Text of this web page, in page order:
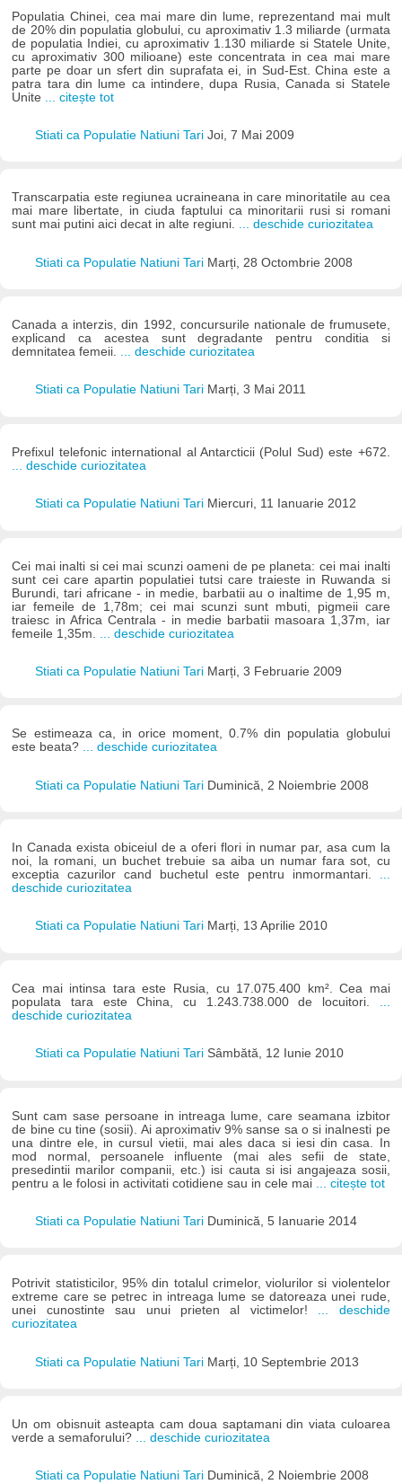
Populatia Chinei, cea mai mare din lume, reprezentand mai mult
de 20% din populatia globului, cu aproximativ 1.3 miliarde (urmata
de populatia Indiei, cu aproximativ 1.130 miliarde si Statele Unite,
cu aproximativ 300 milioane) este concentrata in cea mai mare
parte pe doar un sfert din suprafata ei, in Sud-Est. China este a
patra tara din lume ca intindere, dupa Rusia, Canada si Statele
Unite
... citește tot
Stiati ca Populatie Natiuni Tari Joi, 7 Mai 2009
Transcarpatia este regiunea ucraineana in care minoritatile au cea
mai mare libertate, in ciuda faptului ca minoritarii rusi si romani
sunt mai putini aici decat in alte regiuni. ... deschide curiozitatea
Stiati ca Populatie Natiuni Tari Marți, 28 Octombrie 2008
Canada a interzis, din 1992, concursurile nationale de frumusete,
explicand ca acestea sunt degradante pentru conditia si
demnitatea femeii. ... deschide curiozitatea
Stiati ca Populatie Natiuni Tari Marți, 3 Mai 2011
Prefixul telefonic international al Antarcticii (Polul Sud) este +672.
... deschide curiozitatea
Stiati ca Populatie Natiuni Tari Miercuri, 11 Ianuarie 2012
Cei mai inalti si cei mai scunzi oameni de pe planeta: cei mai inalti
sunt cei care apartin populatiei tutsi care traieste in Ruwanda si
Burundi, tari africane - in medie, barbatii au o inaltime de 1,95 m,
iar femeile de 1,78m; cei mai scunzi sunt mbuti, pigmeii care
traiesc in Africa Centrala - in medie barbatii masoara 1,37m, iar
femeile 1,35m.
... deschide curiozitatea
Stiati ca Populatie Natiuni Tari Marți, 3 Februarie 2009
Se estimeaza ca, in orice moment, 0.7% din populatia globului
este beata? ... deschide curiozitatea
Stiati ca Populatie Natiuni Tari Duminică, 2 Noiembrie 2008
In Canada exista obiceiul de a oferi flori in numar par, asa cum la
noi, la romani, un buchet trebuie sa aiba un numar fara sot, cu
exceptia cazurilor cand buchetul este pentru inmormantari. ...
deschide curiozitatea
Stiati ca Populatie Natiuni Tari Marți, 13 Aprilie 2010
Cea mai intinsa tara este Rusia, cu 17.075.400 km². Cea mai
populata tara este China, cu 1.243.738.000 de locuitori.
deschide curiozitatea
Stiati ca Populatie Natiuni Tari Sâmbătă, 12 Iunie 2010
Sunt cam sase persoane in intreaga lume, care seamana izbitor
de bine cu tine (sosii). Ai aproximativ 9% sanse sa o si inalnesti pe
una dintre ele, in cursul vietii, mai ales daca si iesi din casa. In
mod normal, persoanele influente (mai ales sefii de state,
presedintii marilor companii, etc.) isi cauta si isi angajeaza sosii,
pentru a le folosi in activitati cotidiene sau in cele mai
... citește tot
Stiati ca Populatie Natiuni Tari Duminică, 5 Ianuarie 2014
Potrivit statisticilor, 95% din totalul crimelor, violurilor si violentelor
extreme care se petrec in intreaga lume se datoreaza unei rude,
unei cunostinte sau unui prieten al victimelor! ... deschide
curiozitatea
Stiati ca Populatie Natiuni Tari Marți, 10 Septembrie 2013
Un om obisnuit asteapta cam doua saptamani din viata culoarea
verde a semaforului? ... deschide curiozitatea
Stiati ca Populatie Natiuni Tari Duminică, 2 Noiembrie 2008